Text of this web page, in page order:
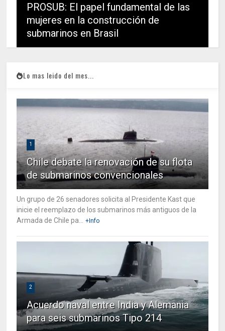
PROSUB: El papel fundamental de las
mujeres en la construcción de
submarinos en Brasil
Lo mas leido del mes...
1
Chile debate la renovación de su flota
de submarinos convencionales
Un grupo de 26 senadores solicita al Presidente Kast que
inicie el reemplazo de los submarinos más antiguos de la
Armada de Chile pa...
+Info
2
Acuerdo naval entre India y Alemania
para seis submarinos Tipo 214